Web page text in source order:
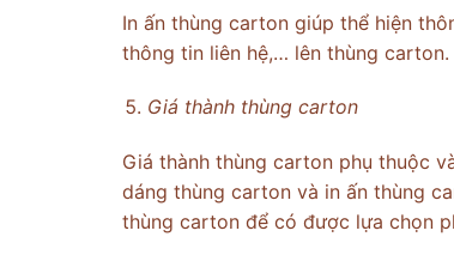
In ấn thùng carton giúp thể hiện
thông tin liên hệ,… lên thùng carton.
Giá thành thùng carton
Giá thành thùng carton phụ thuộc
dáng thùng carton và in ấn thùng
thùng carton để có được lựa chọn